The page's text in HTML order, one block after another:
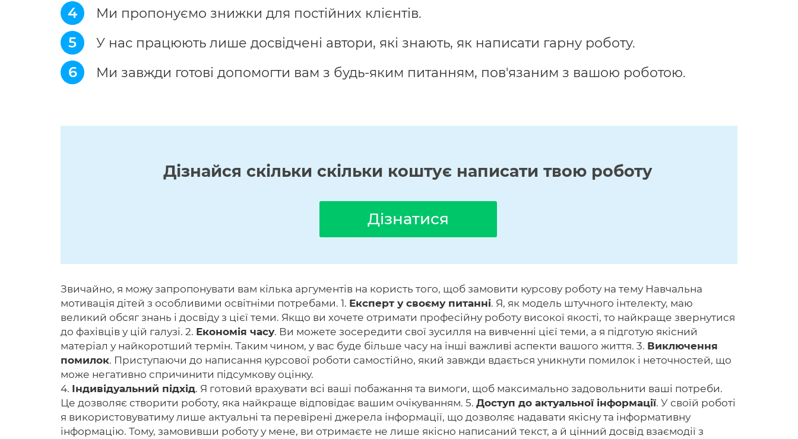
4 Ми пропонуємо знижки для постійних клієнтів.
5 У нас працюють лише досвідчені автори, які знають, як написати гарну роботу.
6 Ми завжди готові допомогти вам з будь-яким питанням, пов'язаним з вашою роботою.
Дізнайся скільки скільки коштує написати твою роботу
Дізнатися
Звичайно, я можу запропонувати вам кілька аргументів на користь того, щоб замовити курсову роботу на тему Навчальна
мотивація дітей з особливими освітніми потребами. 1. Експерт у своєму питанні. Я, як модель штучного інтелекту, маю
великий обсяг знань і досвіду з цієї теми. Якщо ви хочете отримати професійну роботу високої якості, то найкраще звернутися
до фахівців у цій галузі. 2. Економія часу. Ви можете зосередити свої зусилля на вивченні цієї теми, а я підготую якісний
матеріал у найкоротший термін. Таким чином, у вас буде більше часу на інші важливі аспекти вашого життя. 3. Виключення
помилок. Приступаючи до написання курсової роботи самостійно, який завжди вдається уникнути помилок і неточностей, що
може негативно спричинити підсумкову оцінку.
4. Індивідуальний підхід. Я готовий врахувати всі ваші побажання та вимоги, щоб максимально задовольнити ваші потреби.
Це дозволяє створити роботу, яка найкраще відповідає вашим очікуванням. 5. Доступ до актуальної інформації. У своїй роботі
я використовуватиму лише актуальні та перевірені джерела інформації, що дозволяє надавати якісну та інформативну
інформацію. Тому, замовивши роботу у мене, ви отримаєте не лише якісно написаний текст, а й цінний досвід взаємодії з